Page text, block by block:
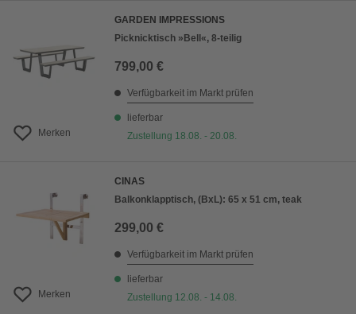
Merken
GARDEN IMPRESSIONS
Picknicktisch »Bell«, 8-teilig
799,00 €
Verfügbarkeit im Markt prüfen
lieferbar
Zustellung 18.08. - 20.08.
Merken
CINAS
Balkonklapptisch, (BxL): 65 x 51 cm, teak
299,00 €
Verfügbarkeit im Markt prüfen
lieferbar
Zustellung 12.08. - 14.08.